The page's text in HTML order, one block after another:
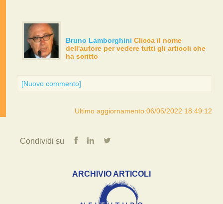
Bruno Lamborghini Clicca il nome
dell'autore per vedere tutti gli articoli che
ha scritto
[Nuovo commento]
Ultimo aggiornamento:06/05/2022 18:49:12
Condividi su
ARCHIVIO ARTICOLI